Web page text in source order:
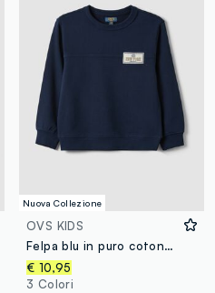
Nuova Collezione
OVS KIDS
Felpa blu in puro cotone organico relaxed fit con stampa per bambino
€ 10,95
3 Colori